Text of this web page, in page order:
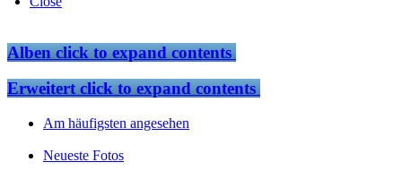
Albenclick to expand contents
Erweitertclick to expand contents
Am häufigsten angesehen
Neueste Fotos